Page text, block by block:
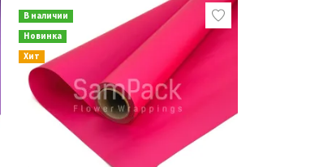
В наличии
Новинка
Хит